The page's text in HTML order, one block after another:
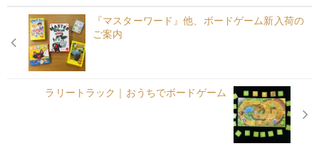
『マスターワード』他、ボードゲーム新入荷の
ご案内
ラリートラック｜おうちでボードゲーム